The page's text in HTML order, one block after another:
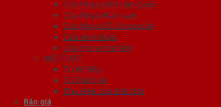
Cửa Nhựa ABS Hàn Quốc
Cửa Nhựa Đài Loan
Cửa Nhựa Gỗ Composite
Cửa vòm nhựa
Cửa nhựa nhà tắm
NỘI THẤT
Tủ Kệ Bếp
Tủ Quần Áo
Phụ kiện cửa nhà tắm
Báo giá